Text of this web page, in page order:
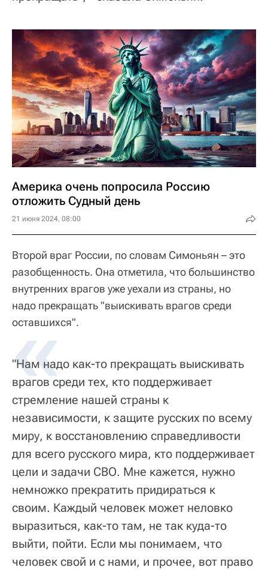
Америка очень попросила Россию
отложить Судный день
21 июня 2024, 08:00
Второй враг России, по словам Симоньян – это
разобщенность. Она отметила, что большинство
внутренних врагов уже уехали из страны, но
надо прекращать "выискивать врагов среди
оставшихся".
«
"Нам надо как-то прекращать выискивать
врагов среди тех, кто поддерживает
стремление нашей страны к
независимости, к защите русских по всему
миру, к восстановлению справедливости
для всего русского мира, кто поддерживает
цели и задачи СВО. Мне кажется, нужно
немножко прекратить придираться к
своим. Каждый человек может неловко
выразиться, как-то там, не так куда-то
выйти, пойти. Если мы понимаем, что
человек свой и с нами, и прочее, вот право